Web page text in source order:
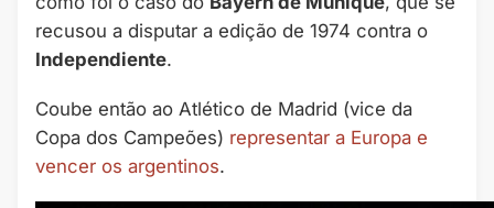
recusou a disputar a edição de 1974 contra o
Independiente.
Coube então ao Atlético de Madrid (vice da
Copa dos Campeões) representar a Europa e
vencer os argentinos.